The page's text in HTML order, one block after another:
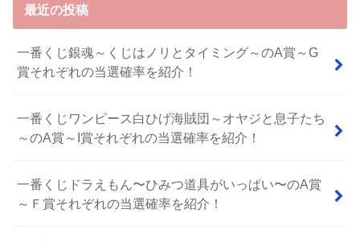
最近の投稿
一番くじ銀魂～くじはノリとタイミング～のA賞～G
賞それぞれの当選確率を紹介！
一番くじワンピース白ひげ海賊団～オヤジと息子たち
～のA賞～I賞それぞれの当選確率を紹介！
⼀番くじドラえもん〜ひみつ道具がいっぱい〜のA賞
～Ｆ賞それぞれの当選確率を紹介！